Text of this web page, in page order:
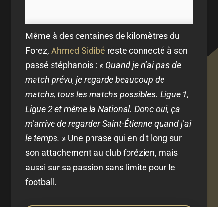
Même à des centaines de kilomètres du
Forez,Ahmed Sidibé reste connecté à son
passé stéphanois :« Quand je n’ai pas de
match prévu, je regarde beaucoup de
matchs, tous les matchs possibles. Ligue 1,
Ligue 2 et même la National. Donc oui, ça
m’arrive de regarder Saint-Étienne quand j’ai
le temps. » Une phrase qui en dit long sur
son attachement au club forézien, mais
aussi sur sa passion sans limite pour le
football.